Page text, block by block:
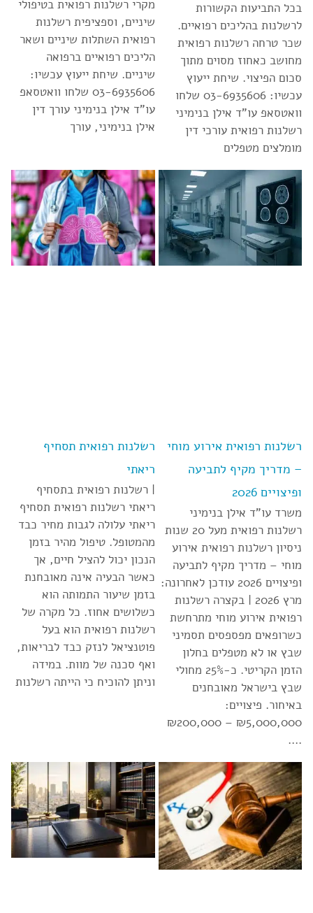
בכל התביעות הקשורות
לרשלנות בהליכים רפואיים.
שכר טרחה רשלנות רפואית
מחושב כאחוז מסוים מתוך
סכום הפיצוי. שיחת ייעוץ
עכשיו: 03-6935606 שלחו
וואטסאפ עו”ד אילן בנימיני
רשלנות רפואית עורכי דין
מומלצים מטפלים
מקרי רשלנות רפואית בטיפולי
שיניים, וספציפית רשלנות
רפואית השתלות שיניים ושאר
הליכים רפואיים ברפואה
שיניים. שיחת ייעוץ עכשיו:
03-6935606 שלחו וואטסאפ
עו”ד אילן בנימיני עורך דין
אילן בנימיני, עורך
רשלנות רפואית אירוע מוחי
– מדריך מקיף לתביעה
ופיצויים 2026
משרד עו”ד אילן בנימיני
רשלנות רפואית מעל 20 שנות
ניסיון רשלנות רפואית אירוע
מוחי – מדריך מקיף לתביעה
ופיצויים 2026 עודכן לאחרונה:
מרץ 2026 | בקצרה רשלנות
רפואית אירוע מוחי מתרחשת
כשרופאים מפספסים תסמיני
שבץ או לא מטפלים בחלון
הזמן הקריטי. כ-25% מחולי
שבץ בישראל מאובחנים
באיחור. פיצויים:
₪5,000,000 – ₪200,000
….
רשלנות רפואית תסחיף
ריאתי
| רשלנות רפואית בתסחיף
ריאתי רשלנות רפואית תסחיף
ריאתי עלולה לגבות מחיר כבד
מהמטופל. טיפול מהיר בזמן
הנכון יכול להציל חיים, אך
כאשר הבעיה אינה מאובחנת
בזמן שיעור התמותה הוא
כשלושים אחוז. כל מקרה של
רשלנות רפואית הוא בעל
פוטנציאל לנזק כבד לבריאות,
ואף סכנה של מוות. במידה
וניתן להוכיח כי הייתה רשלנות